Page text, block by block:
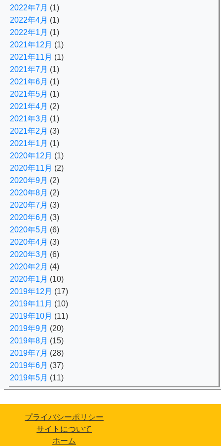
2022年7月 (1)
2022年4月 (1)
2022年1月 (1)
2021年12月 (1)
2021年11月 (1)
2021年7月 (1)
2021年6月 (1)
2021年5月 (1)
2021年4月 (2)
2021年3月 (1)
2021年2月 (3)
2021年1月 (1)
2020年12月 (1)
2020年11月 (2)
2020年9月 (2)
2020年8月 (2)
2020年7月 (3)
2020年6月 (3)
2020年5月 (6)
2020年4月 (3)
2020年3月 (6)
2020年2月 (4)
2020年1月 (10)
2019年12月 (17)
2019年11月 (10)
2019年10月 (11)
2019年9月 (20)
2019年8月 (15)
2019年7月 (28)
2019年6月 (37)
2019年5月 (11)
プライバシーポリシー
サイトについて
ホーム